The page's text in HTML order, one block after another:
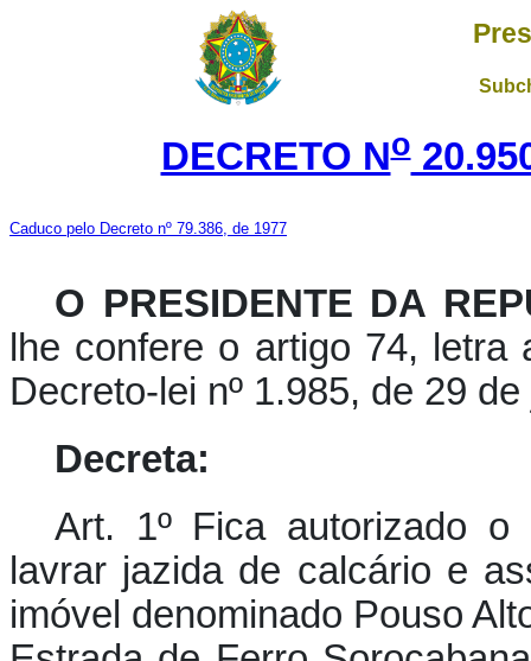
DECRETO No
Caduco pelo Decreto nº 79.386, de 1977
O PRESIDENTE DA
lhe confere o artigo 74,
Decreto-lei nº 1.985, de 29
Decreta:
Art. 1º Fica autorizado o
lavrar jazida de calcário e
imóvel denominado Pouso